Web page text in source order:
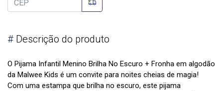
# Descrição do produto
O Pijama Infantil Menino Brilha No Escuro + Fronha em algodão
da Malwee Kids é um convite para noites cheias de magia!
Com uma estampa que brilha no escuro, este pijama